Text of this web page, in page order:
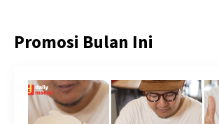
Promosi Bulan Ini